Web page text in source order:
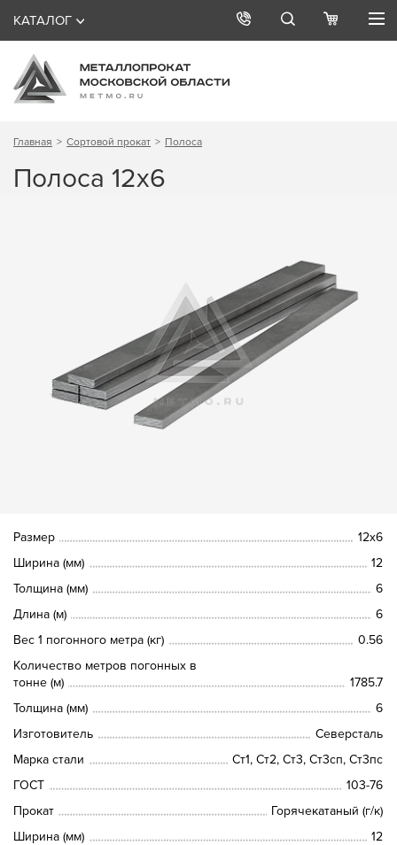
КАТАЛОГ
Главная Сортовой прокат Полоса
Полоса 12х6
Размер
12х6
Ширина (мм)
12
Толщина (мм)
6
Длина (м)
6
Вес 1 погонного метра (кг)
0.56
Количество метров погонных в
тонне (м)
1785.7
Толщина (мм)
6
Изготовитель
Северсталь
Марка стали
Ст1, Ст2, Ст3, Ст3сп, Ст3пс
ГОСТ
103-76
Прокат
Горячекатаный (г/к)
Ширина (мм)
12